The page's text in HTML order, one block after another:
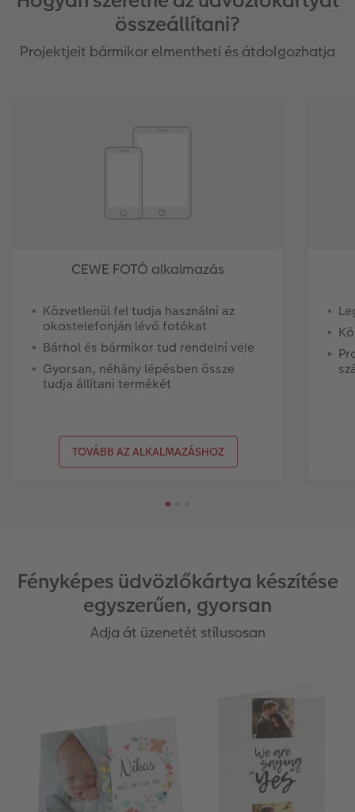
összeállítani?
Projektjeit bármikor elmentheti és átdolgozhatja
CEWE FOTÓ alkalmazás
Közvetlenül fel tudja használni az
okostelefonján lévő fotókat
Bárhol és bármikor tud rendelni vele
Gyorsan, néhány lépésben össze
tudja állítani termékét
TOVÁBB AZ ALKALMAZÁSHOZ
Fényképes üdvözlőkártya készítése
egyszerűen, gyorsan
Adja át üzenetét stílusosan